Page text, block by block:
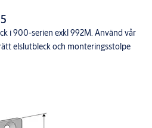
i 900-serien exkl 992M. Använd vår
elslutbleck och monteringsstolpe